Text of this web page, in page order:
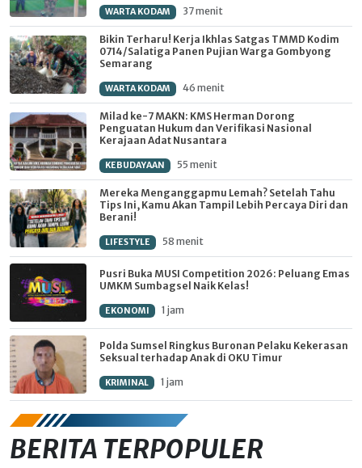
WARTA KODAM 37 menit
Bikin Terharu! Kerja Ikhlas Satgas TMMD Kodim
0714/Salatiga Panen Pujian Warga Gombyong
Semarang
WARTA KODAM 46 menit
Milad ke-7 MAKN: KMS Herman Dorong
Penguatan Hukum dan Verifikasi Nasional
Kerajaan Adat Nusantara
KEBUDAYAAN 55 menit
Mereka Menganggapmu Lemah? Setelah Tahu
Tips Ini, Kamu Akan Tampil Lebih Percaya Diri dan
Berani!
LIFESTYLE 58 menit
Pusri Buka MUSI Competition 2026: Peluang Emas
UMKM Sumbagsel Naik Kelas!
EKONOMI 1 jam
Polda Sumsel Ringkus Buronan Pelaku Kekerasan
Seksual terhadap Anak di OKU Timur
KRIMINAL 1 jam
BERITA TERPOPULER